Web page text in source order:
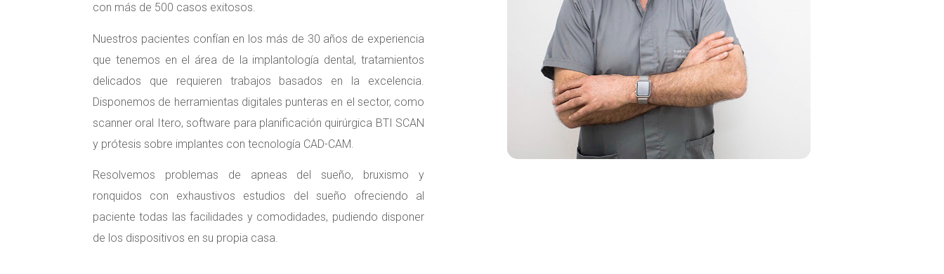
con más de 500 casos exitosos.
Nuestros pacientes confían en los más de 30 años de experiencia
que tenemos en el área de la implantología dental, tratamientos
delicados que requieren trabajos basados en la excelencia.
Disponemos de herramientas digitales punteras en el sector, como
scanner oral Itero, software para planificación quirúrgica BTI SCAN
y prótesis sobre implantes con tecnología CAD-CAM.
Resolvemos problemas de apneas del sueño, bruxismo y
ronquidos con exhaustivos estudios del sueño ofreciendo al
paciente todas las facilidades y comodidades, pudiendo disponer
de los dispositivos en su propia casa.